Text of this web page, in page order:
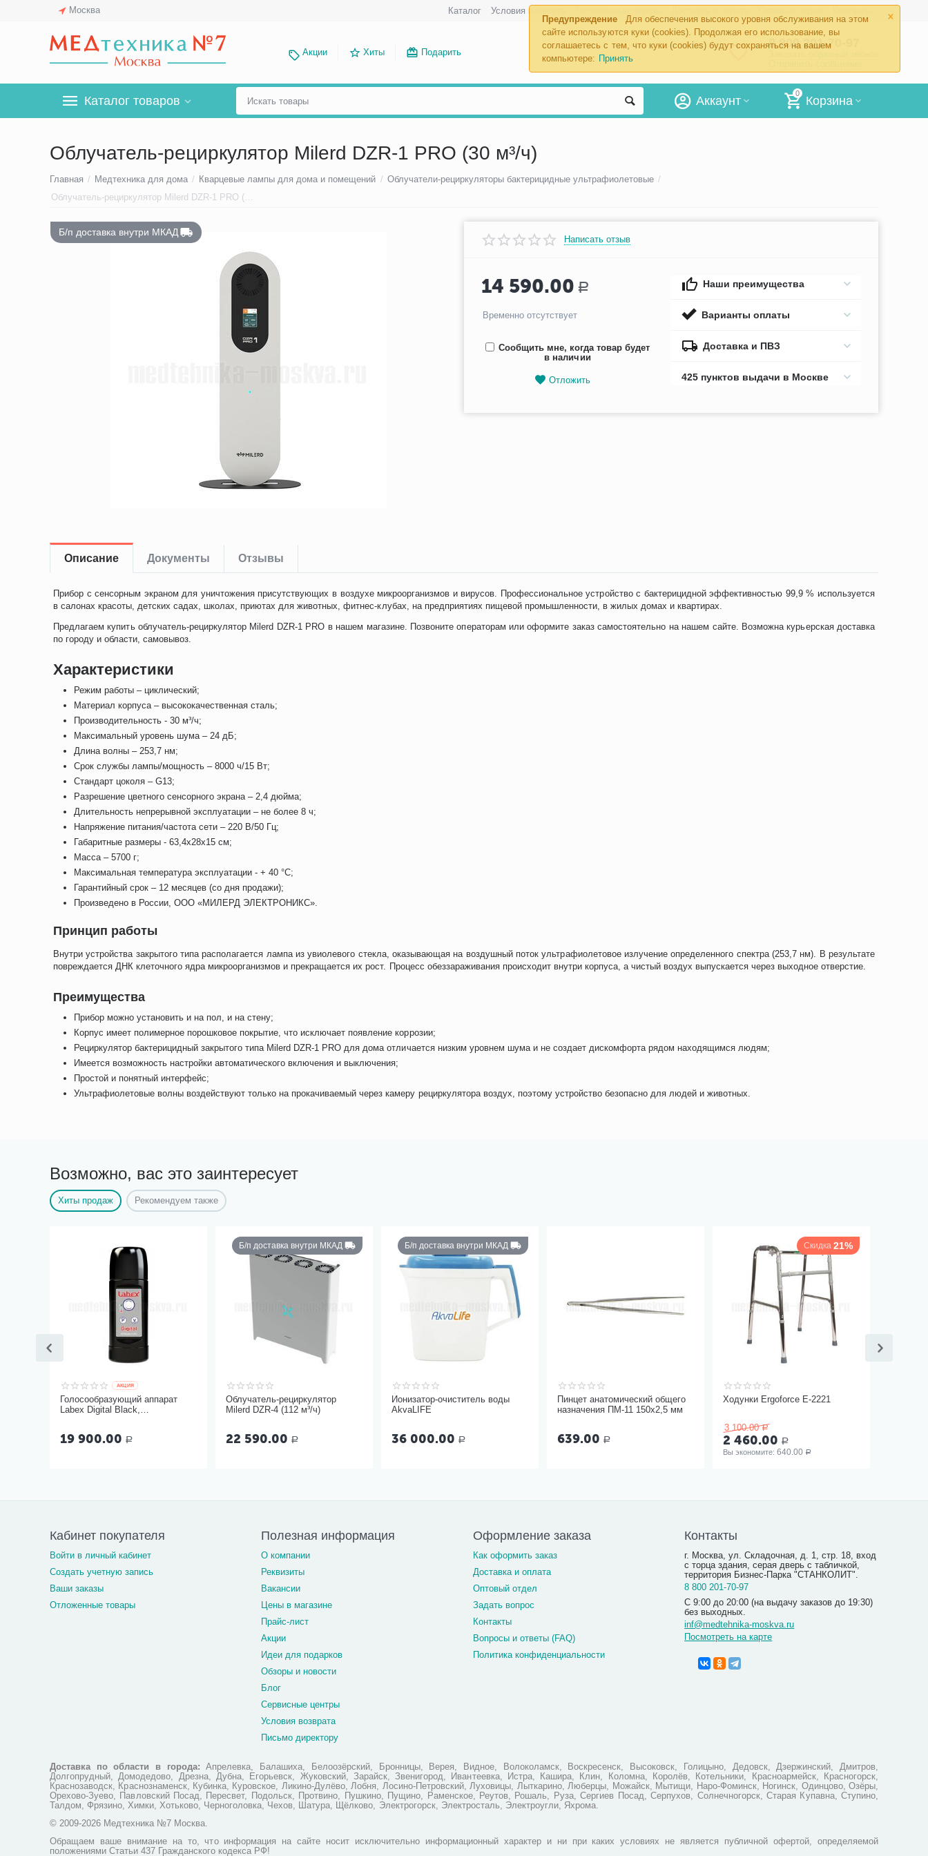
×
Предупреждение
Для обеспечения высокого уровня обслуживания на этом
сайте используются куки (cookies). Продолжая его использование, вы
соглашаетесь с тем, что куки (cookies) будут сохраняться на вашем
компьютере: Принять
Москва Каталог Условия возврата
Акции Хиты Подарить
8 800 201-70-97
Каталог товаров
0
Корзина
Аккаунт
Облучатель-рециркулятор Milerd DZR-1 PRO (30 м³/ч)
Главная / Медтехника для дома / Кварцевые лампы для дома и помещений / Облучатели-рециркуляторы бактерицидные ультрафиолетовые /
Облучатель-рециркулятор Milerd DZR-1 PRO (30 м³/ч)
Б/п доставка внутри МКАД
Написать отзыв
14 590.00 Р
Временно отсутствует
Сообщить мне, когда товар будет
в наличии
Отложить
Наши преимущества
Варианты оплаты
Доставка и ПВЗ
425 пунктов выдачи в Москве
Описание Документы Отзывы
Прибор с сенсорным экраном для уничтожения присутствующих в воздухе микроорганизмов и вирусов. Профессиональное устройство с бактерицидной эффективностью 99,9 % используется
в салонах красоты, детских садах, школах, приютах для животных, фитнес-клубах, на предприятиях пищевой промышленности, в жилых домах и квартирах.
Предлагаем купить облучатель-рециркулятор Milerd DZR-1 PRO в нашем магазине. Позвоните операторам или оформите заказ самостоятельно на нашем сайте. Возможна курьерская доставка
по городу и области, самовывоз.
Характеристики
Режим работы – циклический;
Материал корпуса – высококачественная сталь;
Производительность - 30 м³/ч;
Максимальный уровень шума – 24 дБ;
Длина волны – 253,7 нм;
Срок службы лампы/мощность – 8000 ч/15 Вт;
Стандарт цоколя – G13;
Разрешение цветного сенсорного экрана – 2,4 дюйма;
Длительность непрерывной эксплуатации – не более 8 ч;
Напряжение питания/частота сети – 220 В/50 Гц;
Габаритные размеры - 63,4x28x15 см;
Масса – 5700 г;
Максимальная температура эксплуатации - + 40 °C;
Гарантийный срок – 12 месяцев (со дня продажи);
Произведено в России, ООО «МИЛЕРД ЭЛЕКТРОНИКС».
Принцип работы
Внутри устройства закрытого типа располагается лампа из увиолевого стекла, оказывающая на воздушный поток ультрафиолетовое излучение определенного спектра (253,7 нм). В результате
повреждается ДНК клеточного ядра микроорганизмов и прекращается их рост. Процесс обеззараживания происходит внутри корпуса, а чистый воздух выпускается через выходное отверстие.
Преимущества
Прибор можно установить и на пол, и на стену;
Корпус имеет полимерное порошковое покрытие, что исключает появление коррозии;
Рециркулятор бактерицидный закрытого типа Milerd DZR-1 PRO для дома отличается низким уровнем шума и не создает дискомфорта рядом находящимся людям;
Имеется возможность настройки автоматического включения и выключения;
Простой и понятный интерфейс;
Ультрафиолетовые волны воздействуют только на прокачиваемый через камеру рециркулятора воздух, поэтому устройство безопасно для людей и животных.
Возможно, вас это заинтересует
Хиты продаж Рекомендуем также
AКЦИЯ
Голосообразующий аппарат
Labex Digital Black,
19 900.00 Р
Б/п доставка внутри МКАД
Облучатель-рециркулятор
Milerd DZR-4 (112 м³/ч)
22 590.00 Р
Б/п доставка внутри МКАД
Ионизатор-очиститель воды
AkvaLIFE
36 000.00 Р
Пинцет анатомический общего
назначения ПМ-11 150х2,5 мм
639.00 Р
Скидка 21%
Ходунки Ergoforce Е-2221
3 100.00 Р
2 460.00 Р
Вы экономите: 640.00 Р
Кабинет покупателя
Войти в личный кабинет
Создать учетную запись
Ваши заказы
Отложенные товары
Полезная информация
О компании
Реквизиты
Вакансии
Цены в магазине
Прайс-лист
Акции
Идеи для подарков
Обзоры и новости
Блог
Сервисные центры
Условия возврата
Письмо директору
Оформление заказа
Как оформить заказ
Доставка и оплата
Оптовый отдел
Задать вопрос
Контакты
Вопросы и ответы (FAQ)
Политика конфиденциальности
Контакты
г. Москва, ул. Складочная, д. 1, стр. 18, вход
с торца здания, серая дверь с табличкой,
территория Бизнес-Парка "СТАНКОЛИТ".
8 800 201-70-97
С 9:00 до 20:00 (на выдачу заказов до 19:30)
без выходных.
inf@medtehnika-moskva.ru
Посмотреть на карте
Доставка по области в города: Апрелевка, Балашиха, Белоозёрский, Бронницы, Верея, Видное, Волоколамск, Воскресенск, Высоковск, Голицыно, Дедовск, Дзержинский, Дмитров,
Долгопрудный, Домодедово, Дрезна, Дубна, Егорьевск, Жуковский, Зарайск, Звенигород, Ивантеевка, Истра, Кашира, Клин, Коломна, Королёв, Котельники, Красноармейск, Красногорск,
Краснозаводск, Краснознаменск, Кубинка, Куровское, Ликино-Дулёво, Лобня, Лосино-Петровский, Луховицы, Лыткарино, Люберцы, Можайск, Мытищи, Наро-Фоминск, Ногинск, Одинцово, Озёры,
Орехово-Зуево, Павловский Посад, Пересвет, Подольск, Протвино, Пушкино, Пущино, Раменское, Реутов, Рошаль, Руза, Сергиев Посад, Серпухов, Солнечногорск, Старая Купавна, Ступино,
Талдом, Фрязино, Химки, Хотьково, Черноголовка, Чехов, Шатура, Щёлково, Электрогорск, Электросталь, Электроугли, Яхрома.
© 2009-2026 Медтехника №7 Москва.
Обращаем ваше внимание на то, что информация на сайте носит исключительно информационный характер и ни при каких условиях не является публичной офертой, определяемой
положениями Статьи 437 Гражданского кодекса РФ!